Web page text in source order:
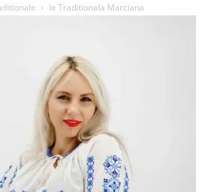
Ie Traditionala Marciana